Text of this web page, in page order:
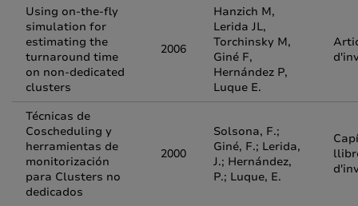
Using on-the-fly
simulation for
estimating the
turnaround time
on non-dedicated
clusters
2006
Hanzich M,
Lerida JL,
Torchinsky M,
Giné F,
Hernández P,
Luque E.
Técnicas de
Coscheduling y
herramientas de
monitorización
para Clusters no
dedicados
2000
Solsona, F.;
Giné, F.; Lerida,
J.; Hernández,
P.; Luque, E.